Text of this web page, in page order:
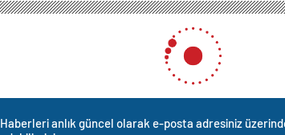
Haberleri anlık güncel olarak e-posta adresiniz